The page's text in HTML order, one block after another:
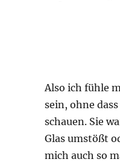
Also ich fühle
sein, ohne
schauen. Sie
Glas umstößt
mich auch so